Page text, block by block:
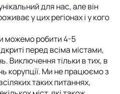
для нас, але він
у цих регіонах і у кого
можемо робити 4-5
перед всіма містами,
Виключення тільки в тих, в
корупції. Ми не працюємо з
таких питаннях,